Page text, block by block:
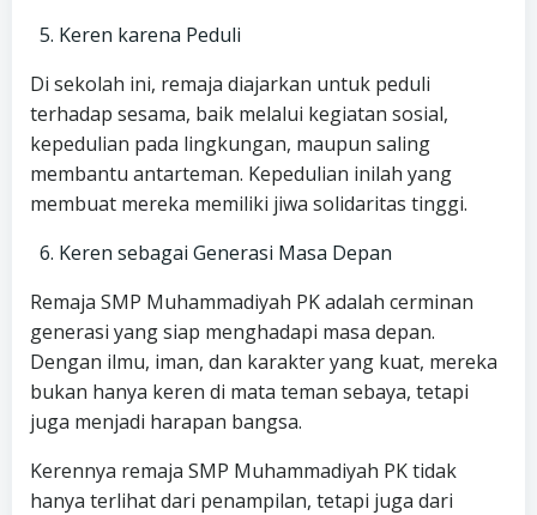
Keren karena Peduli
Di sekolah ini, remaja diajarkan untuk peduli
terhadap sesama, baik melalui kegiatan sosial,
kepedulian pada lingkungan, maupun saling
membantu antarteman. Kepedulian inilah yang
membuat mereka memiliki jiwa solidaritas tinggi.
Keren sebagai Generasi Masa Depan
Remaja SMP Muhammadiyah PK adalah cerminan
generasi yang siap menghadapi masa depan.
Dengan ilmu, iman, dan karakter yang kuat, mereka
bukan hanya keren di mata teman sebaya, tetapi
juga menjadi harapan bangsa.
Kerennya remaja SMP Muhammadiyah PK tidak
hanya terlihat dari penampilan, tetapi juga dari